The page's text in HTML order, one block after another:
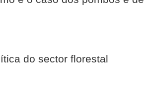
do sector florestal